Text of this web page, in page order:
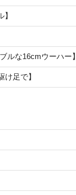
ルな16cmウーハー】
け足で】